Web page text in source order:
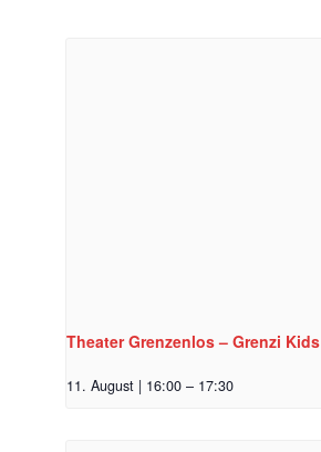
Theater Grenzenlos – Grenzi Kids
11. August | 16:00 – 17:30